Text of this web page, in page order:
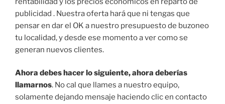
publicidad . Nuestra oferta hará que ni tengas que
pensar en dar el OK a nuestro presupuesto de buzoneo
tu localidad, y desde ese momento a ver como se
generan nuevos clientes.
Ahora debes hacer lo siguiente, ahora deberías
llamarnos. No cal que llames a nuestro equipo,
solamente dejando mensaje haciendo clic en contacto